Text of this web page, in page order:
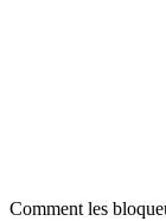
Comment les